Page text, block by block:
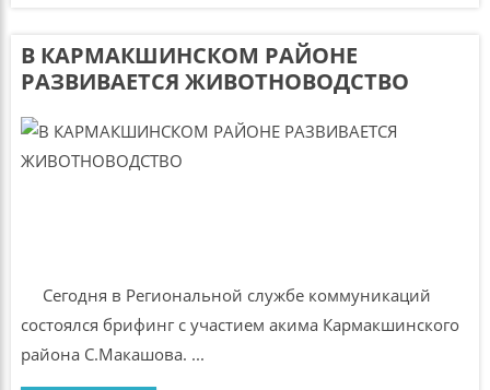
В КАРМАКШИНСКОМ РАЙОНЕ
РАЗВИВАЕТСЯ ЖИВОТНОВОДСТВО
Сегодня в Региональной службе коммуникаций
состоялся брифинг с участием акима Кармакшинского
района С.Макашова. ...